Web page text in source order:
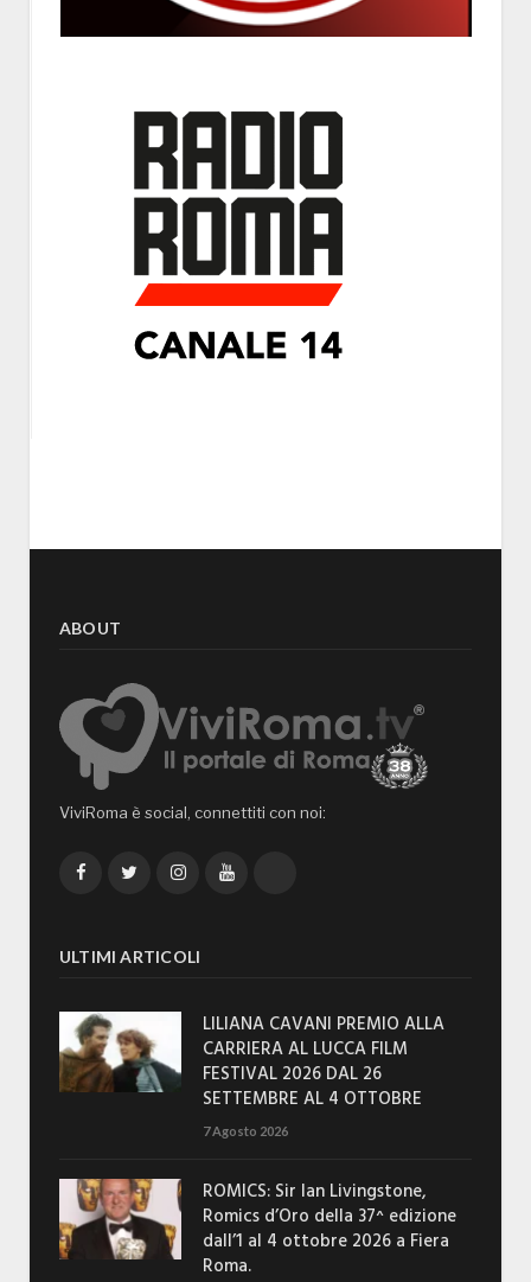
ABOUT
ViviRoma è social, connettiti con noi:
FacebookTwitterInstagramYouTube
ULTIMI ARTICOLI
LILIANA CAVANI PREMIO ALLA
CARRIERA AL LUCCA FILM
FESTIVAL 2026 DAL 26
SETTEMBRE AL 4 OTTOBRE
7 Agosto 2026
ROMICS: Sir Ian Livingstone,
Romics d’Oro della 37^ edizione
dall’1 al 4 ottobre 2026 a Fiera
Roma.